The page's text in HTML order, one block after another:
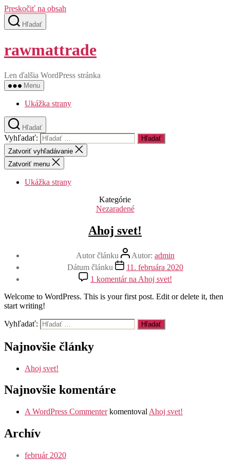
Preskočiť na obsah
Hľadať
rawmattrade
Len ďalšia WordPress stránka
Menu
Ukážka strany
Hľadať
Vyhľadať:
Zatvoriť vyhľadávanie
Zatvoriť menu
Ukážka strany
Kategórie
Nezaradené
Ahoj svet!
Autor článku Autor: admin
Dátum článku
11. februára 2020
1 komentárna Ahoj svet!
Welcome to WordPress. This is your first post. Edit or delete it, then
start writing!
Vyhľadať:
Najnovšie články
Ahoj svet!
Najnovšie komentáre
A WordPress Commenterkomentoval Ahoj svet!
Archív
február 2020